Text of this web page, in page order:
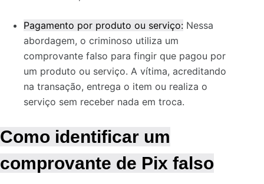
Pagamento por produto ou serviço: Nessa
abordagem, o criminoso utiliza um
comprovante falso para fingir que pagou por
um produto ou serviço. A vítima, acreditando
na transação, entrega o item ou realiza o
serviço sem receber nada em troca.
Como identificar um
comprovante de Pix falso